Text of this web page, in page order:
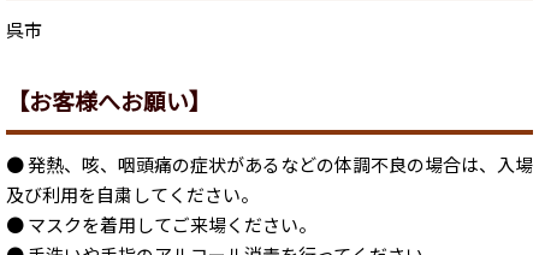
呉市
【お客様へお願い】
● 発熱、咳、咽頭痛の症状があるなどの体調不良の場合は、入場
及び利用を自粛してください。
● マスクを着用してご来場ください。